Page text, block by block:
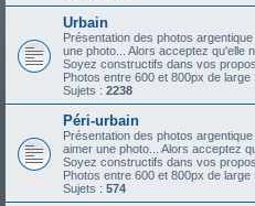
Urbain
Présentation des photos
une photo... Alors acceptez qu'elle
Soyez constructifs dans vos
Photos entre 600 et 800px de large
Sujets : 2238
Péri-urbain
Présentation des photos
aimer une photo... Alors acceptez
Soyez constructifs dans vos
Photos entre 600 et 800px de large
Sujets : 574